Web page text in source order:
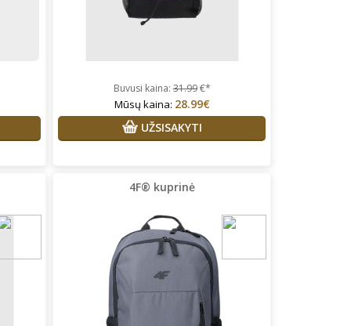
Buvusi kaina:31.99€*
Mūsų kaina: 28.99€
UŽSISAKYTI
4F® kuprinė